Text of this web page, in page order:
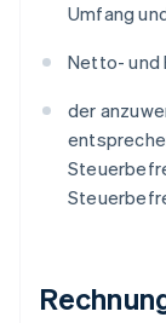
Umfang
Netto- und
der